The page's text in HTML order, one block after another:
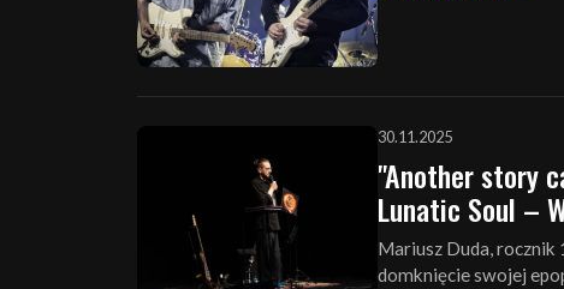
30.11.2025
"Another story
Lunatic Soul –
Mariusz Duda, rocznik
domknięcie swojej